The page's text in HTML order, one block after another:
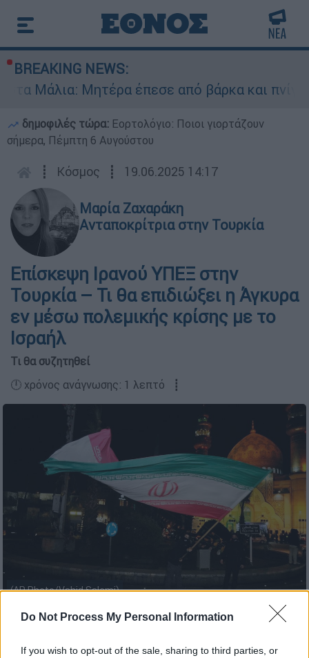
Do Not Process My Personal Information
If you wish to opt-out of the sale, sharing to third parties, or
BREAKING NEWS:
Μάλια: Μητέρα έπεσε από βάρκα και πνίγηκε
δημοφιλές τώρα: Εορτολόγιο: Ποιοι γιορτάζουν
σήμερα, Πέμπτη 6 Αυγούστου
┋ Κόσμος ┋ 19.06.2025 14:17
Μαρία Ζαχαράκη
Ανταποκρίτρια στην Τουρκία
Επίσκεψη Ιρανού ΥΠΕΞ στην
Τουρκία – Τι θα επιδιώξει η Άγκυρα
εν μέσω πολεμικής κρίσης με το
Ισραήλ
Τι θα συζητηθεί
🕛 χρόνος ανάγνωσης: 1 λεπτό ┋
(AP Photo/Vahid Salemi)